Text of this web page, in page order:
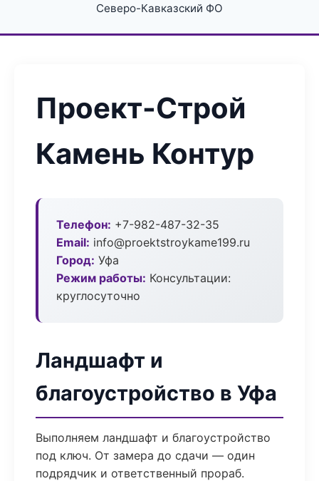
Северо-Кавказский ФО
Проект-Строй
Камень Контур
Телефон: +7-982-487-32-35
Email: info@proektstroykame199.ru
Город: Уфа
Режим работы: Консультации:
круглосуточно
Ландшафт и
благоустройство в Уфа
Выполняем ландшафт и благоустройство
под ключ. От замера до сдачи — один
подрядчик и ответственный прораб.